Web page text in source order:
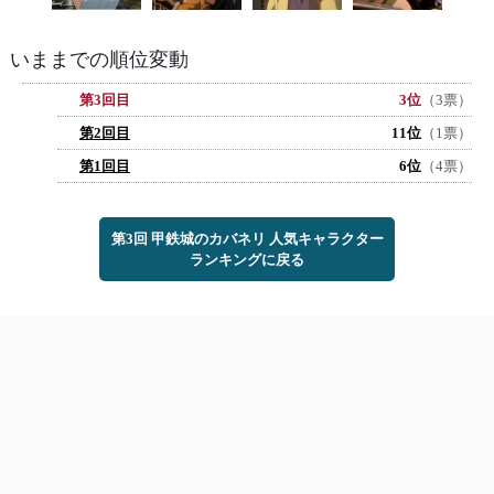
いままでの順位変動
第3回目 3位 （3票）
第2回目
11位 （1票）
第1回目
6位 （4票）
第3回 甲鉄城のカバネリ 人気キャラクター
ランキングに戻る